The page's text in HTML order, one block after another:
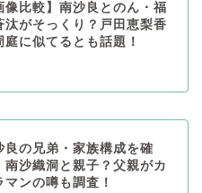
像比較】南沙良とのん・福
汰がそっくり？戸田恵梨香
庭に似てるとも話題！
良の兄弟・家族構成を確
南沙織洞と親子？父親がカ
マンの噂も調査！